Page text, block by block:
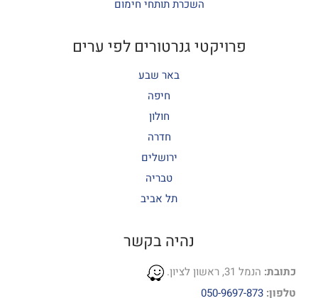
השכרת תותחי חימום
פרויקטי גנרטורים לפי ערים
באר שבע
חיפה
חולון
חדרה
ירושלים
טבריה
תל אביב
נהיה בקשר
כתובת: הנמל 31, ראשון לציון.
טלפון: 050-9697-873